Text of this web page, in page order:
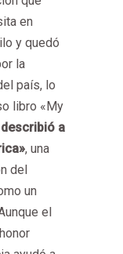
en
y quedó
la
país, lo
libro «My
describió a
, una
del
un
el